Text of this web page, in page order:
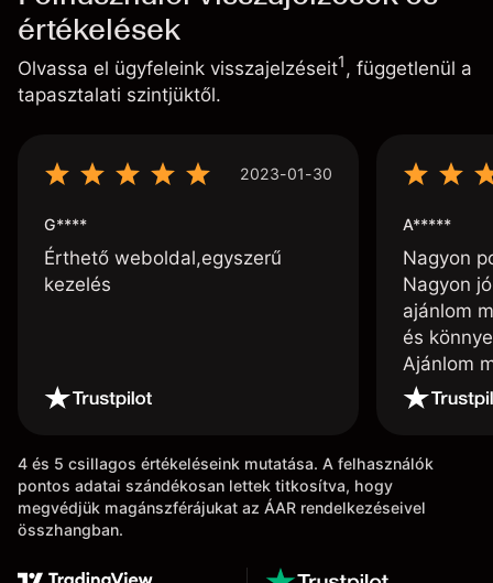
értékelések
Olvassa el ügyfeleink visszajelzéseit1, függetlenül a
tapasztalati szintjüktől.
2023-01-30
G****
Érthető weboldal,egyszerű
kezelés
A*****
Nagyon
Nagyon
ajánlom
és
Ajánlom
4 és 5 csillagos értékeléseink mutatása. A felhasználók
pontos adatai szándékosan lettek titkosítva, hogy
megvédjük magánszférájukat az ÁAR rendelkezéseivel
összhangban.